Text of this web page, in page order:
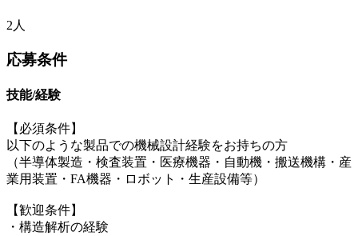
2人
応募条件
技能/経験
【必須条件】
以下のような製品での機械設計経験をお持ちの方
（半導体製造・検査装置・医療機器・自動機・搬送機構・産
業用装置・FA機器・ロボット・生産設備等）
【歓迎条件】
・構造解析の経験